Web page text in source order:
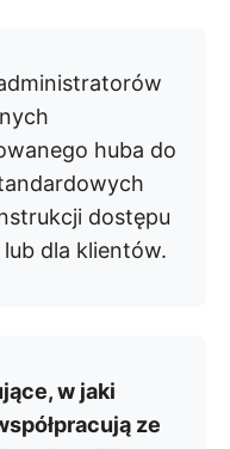
huba do
dostępu
dla klientów.
w jaki
ze